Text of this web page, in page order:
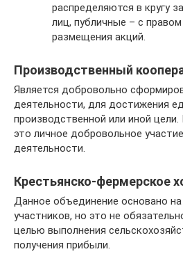
распределяются в кругу
лиц, публичные – с правом
размещения акций.
Производственный
Является добровольно
деятельности, для достижения
производственной или иной
это личное добровольное
деятельности.
Крестьянско-фермерское
Данное объединение основано
участников, но это не
целью выполнения
получения прибыли.